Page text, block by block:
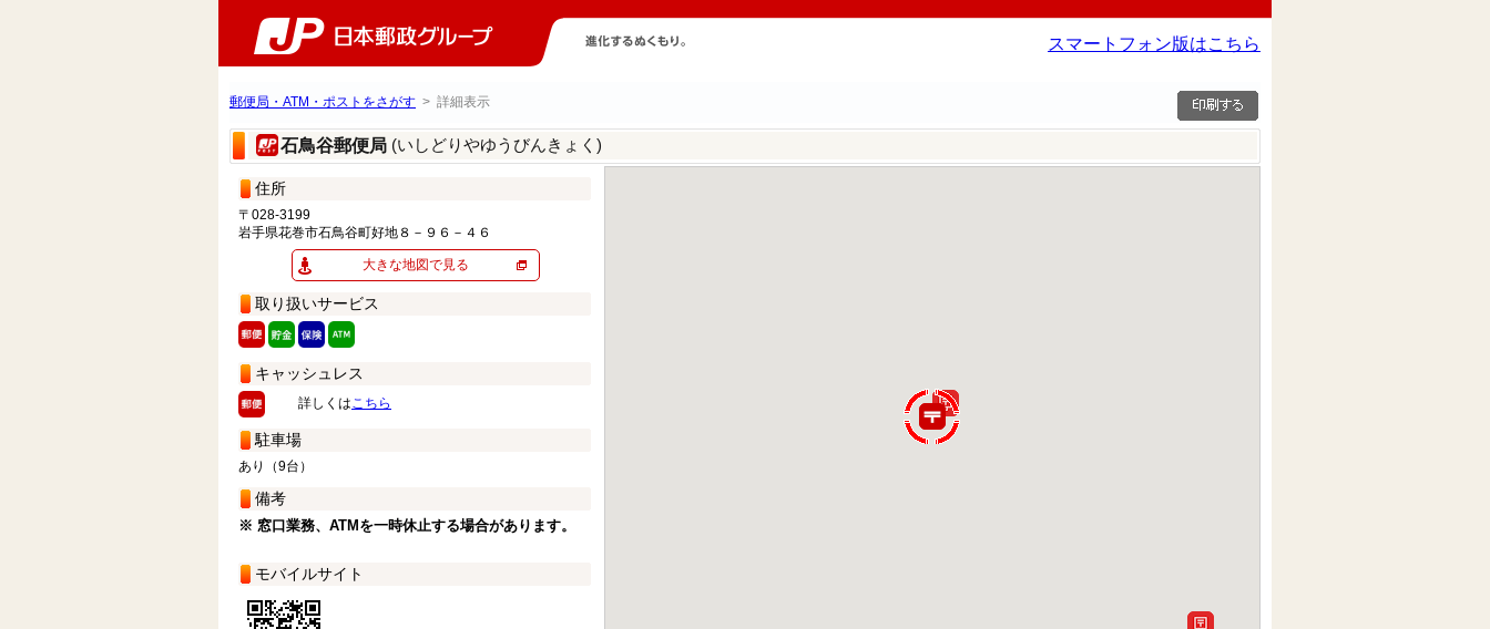
スマートフォン版はこちら
郵便局・ATM・ポストをさがす > 詳細表示
石鳥谷郵便局 (いしどりやゆうびんきょく)
住所
〒028-3199
岩手県花巻市石鳥谷町好地８－９６－４６
大きな地図で見る
取り扱いサービス
キャッシュレス
詳しくはこちら
駐車場
あり（9台）
備考
※ 窓口業務、ATMを一時休止する場合があります。
モバイルサイト